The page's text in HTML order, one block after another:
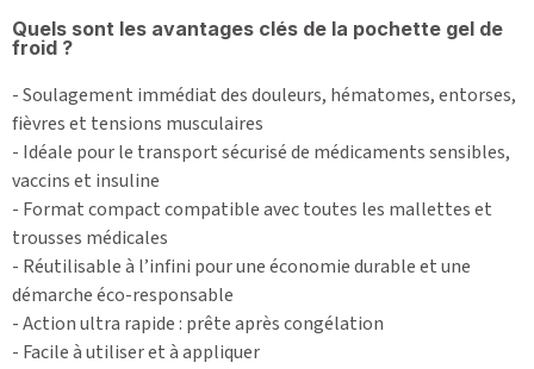
Quels sont les avantages clés de la pochette gel de
froid ?
- Soulagement immédiat des douleurs, hématomes, entorses,
fièvres et tensions musculaires
- Idéale pour le transport sécurisé de médicaments sensibles,
vaccins et insuline
- Format compact compatible avec toutes les mallettes et
trousses médicales
- Réutilisable à l’infini pour une économie durable et une
démarche éco-responsable
- Action ultra rapide : prête après congélation
- Facile à utiliser et à appliquer